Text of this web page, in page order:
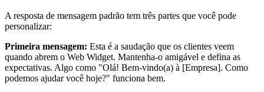
A resposta de mensagem padrão tem três partes que você pode
personalizar:
Primeira mensagem: Esta é a saudação que os clientes veem
quando abrem o Web Widget. Mantenha-o amigável e defina as
expectativas. Algo como "Olá! Bem-vindo(a) à [Empresa]. Como
podemos ajudar você hoje?" funciona bem.